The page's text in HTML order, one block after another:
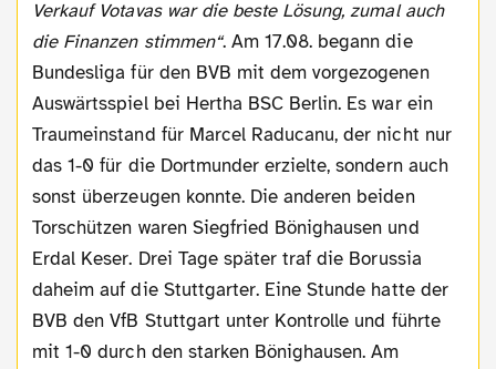
Verkauf Votavas war die beste Lösung, zumal auch
die Finanzen stimmen“. Am 17.08. begann die
Bundesliga für den BVB mit dem vorgezogenen
Auswärtsspiel bei Hertha BSC Berlin. Es war ein
Traumeinstand für Marcel Raducanu, der nicht nur
das 1-0 für die Dortmunder erzielte, sondern auch
sonst überzeugen konnte. Die anderen beiden
Torschützen waren Siegfried Bönighausen und
Erdal Keser. Drei Tage später traf die Borussia
daheim auf die Stuttgarter. Eine Stunde hatte der
BVB den VfB Stuttgart unter Kontrolle und führte
mit 1-0 durch den starken Bönighausen. Am